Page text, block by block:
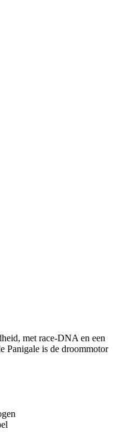
met race-DNA en een
Panigale is de droommotor